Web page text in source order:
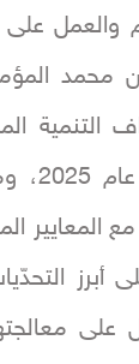
والعمل
محمد
التنمية
المعايير
أبرز
على